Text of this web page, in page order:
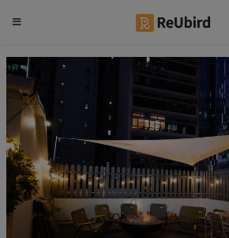
繁
中
EN
登
入
註
生
日
#
拍
拖
好
去
處